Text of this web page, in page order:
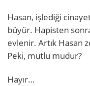
Hasan, işlediği
büyür. Hapisten
evlenir. Artık Hasan
Peki, mutlu mudur?
Hayır…